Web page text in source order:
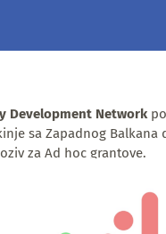
Development Network
sa Zapadnog Balkana
za Ad hoc grantove.
napada ili pokušaj